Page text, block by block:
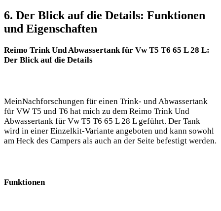
6. Der Blick auf die Details: Funktionen
und Eigenschaften
Reimo Trink Und Abwassertank für Vw T5 T6 65 L 28 L:
Der Blick auf die Details
MeinNachforschungen für einen Trink- und Abwassertank
für VW T5 und T6 hat mich zu dem Reimo Trink Und
Abwassertank für Vw T5 T6 65 L 28 L geführt. Der Tank
wird in einer Einzelkit-Variante angeboten und kann sowohl
am Heck des Campers als auch an der Seite befestigt werden.
Funktionen